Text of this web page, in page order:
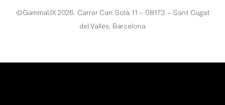
©GammaUX 2026. Carrer Can Solà 11 – 08173 – Sant Cugat
del Vallés, Barcelona